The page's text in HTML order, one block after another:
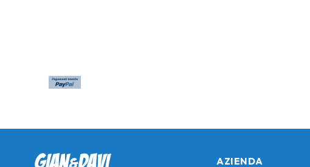
AZIENDA